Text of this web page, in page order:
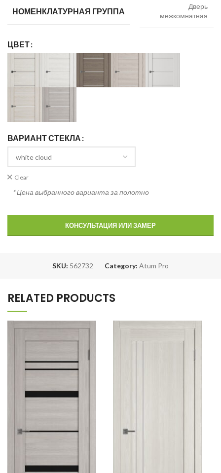
НОМЕНКЛАТУРНАЯ ГРУППА
Дверь
межкомнатная
ЦВЕТ
ВАРИАНТ СТЕКЛА
Clear
* Цена выбранного варианта за полотно
КОНСУЛЬТАЦИЯ ИЛИ ЗАМЕР
SKU: 562732 Category: Atum Pro
RELATED PRODUCTS